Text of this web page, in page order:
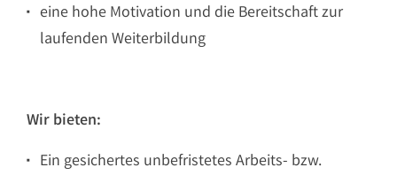
eine hohe Motivation und die Bereitschaft zur
laufenden Weiterbildung
Wir bieten:
Ein gesichertes unbefristetes Arbeits- bzw.